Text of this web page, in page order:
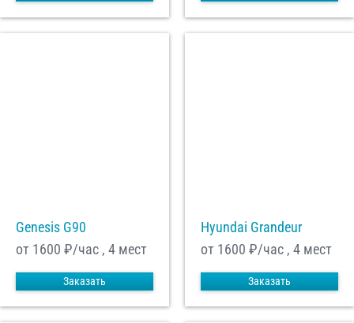
Genesis G90
от 1600 ₽/час , 4 мест
Заказать
Hyundai Grandeur
от 1600 ₽/час , 4 мест
Заказать